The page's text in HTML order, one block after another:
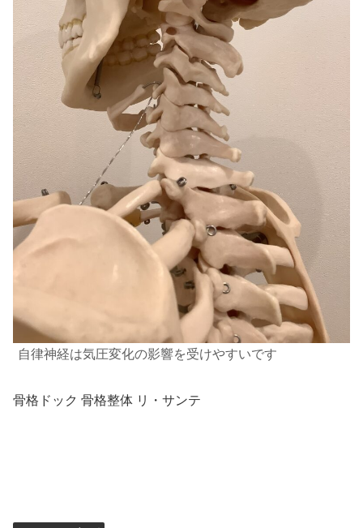
自律神経は気圧変化の影響を受けやすいです
骨格ドック 骨格整体 リ・サンテ